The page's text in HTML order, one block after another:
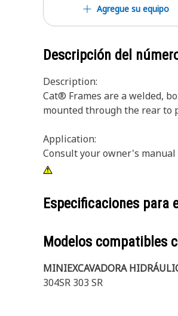
Agregue su equipo
Descripción del
Description:
Cat® Frames are a welded,
mounted through the rear to
Application:
Consult your owner's
Especificaciones para
Modelos compatibles
MINIEXCAVADORA
304SR 303 SR